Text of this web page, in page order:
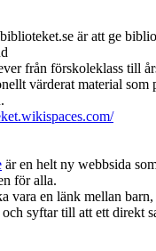
är att ge
från förskoleklass till
värderat material som
är en helt ny webbsida
för alla.
vara en länk mellan
syftar till att ett direkt